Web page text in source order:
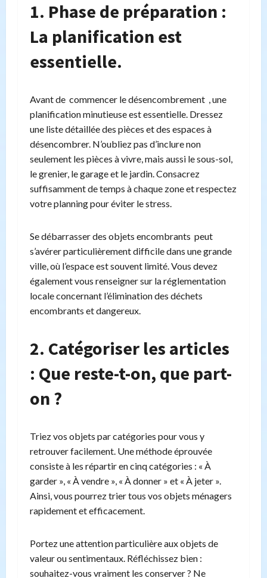
1. Phase de préparation :
La planification est
essentielle.
Avant de commencer le désencombrement , une
planification minutieuse est essentielle. Dressez
une liste détaillée des pièces et des espaces à
désencombrer. N’oubliez pas d’inclure non
seulement les pièces à vivre, mais aussi le sous-sol,
le grenier, le garage et le jardin. Consacrez
suffisamment de temps à chaque zone et respectez
votre planning pour éviter le stress.
Se débarrasser des objets encombrants peut
s’avérer particulièrement difficile dans une grande
ville, où l’espace est souvent limité. Vous devez
également vous renseigner sur la réglementation
locale concernant l’élimination des déchets
encombrants et dangereux.
2. Catégoriser les articles
: Que reste-t-on, que part-
on ?
Triez vos objets par catégories pour vous y
retrouver facilement. Une méthode éprouvée
consiste à les répartir en cinq catégories : « À
garder », « À vendre », « À donner » et « À jeter ».
Ainsi, vous pourrez trier tous vos objets ménagers
rapidement et efficacement.
Portez une attention particulière aux objets de
valeur ou sentimentaux. Réfléchissez bien :
souhaitez-vous vraiment les conserver ? Ne